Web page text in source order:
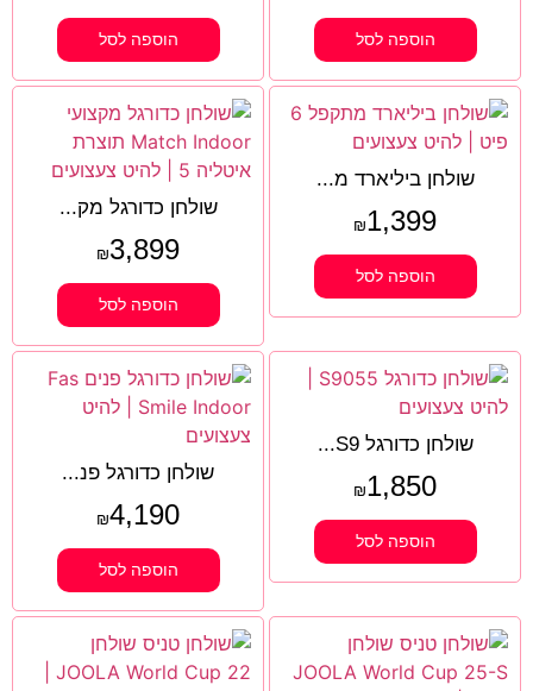
הוספה לסל הוספה לסל
שולחן ביליארד מ...
₪1,399
הוספה לסל
שולחן כדורגל מק...
₪3,899
הוספה לסל
שולחן כדורגל S9...
₪1,850
הוספה לסל
שולחן כדורגל פנ...
₪4,190
הוספה לסל